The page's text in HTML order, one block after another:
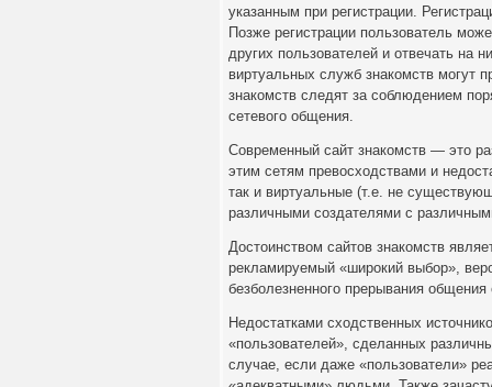
указанным при регистрации.
Позже регистрации пользователь
других пользователей и отвечать на
виртуальных служб знакомств
знакомств следят за соблюдением
сетевого общения.
Современный сайт знакомств — это
этим сетям превосходствами и
так и виртуальные (т.е. не
различными создателями с
Достоинством сайтов знакомств
рекламируемый «широкий выбор»,
безболезненного прерывания
Недостатками сходственных
«пользователей», сделанных
случае, если даже «пользователи»